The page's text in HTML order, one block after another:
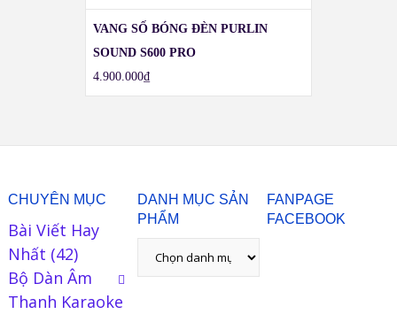
VANG SỐ BÓNG ĐÈN PURLIN
SOUND S600 PRO
4.900.000₫
CHUYÊN MỤC
Bài Viết Hay
Nhất (42)
Bộ Dàn Âm
Thanh Karaoke
DANH MỤC SẢN
PHẨM
FANPAGE
FACEBOOK